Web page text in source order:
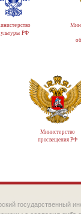
РФ
Министерство
просвещения РФ
государственный